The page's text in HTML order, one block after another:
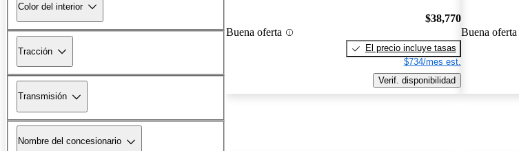
Color del interior
Tracción
Transmisión
Nombre del concesionario
Buena oferta
$38,770
El precio incluye tasas
$734/mes est.
Verif. disponibilidad
Buena oferta